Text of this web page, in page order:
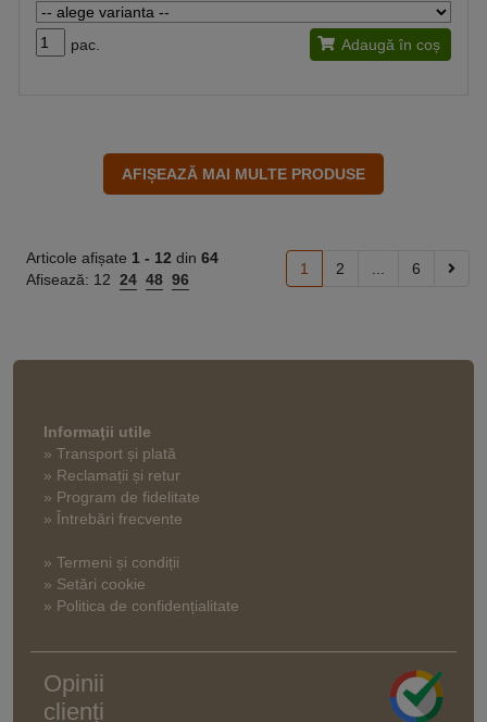
pac. Adaugă în coș
Articole afișate 1 - 12 din 64
Afisează: 12 24 48 96
1 2 6
Informaţii utile
» Transport și plată
» Reclamații și retur
» Program de fidelitate
» Întrebări frecvente
» Termeni și condiții
» Setări cookie
» Politica de confidențialitate
Opinii
clienți